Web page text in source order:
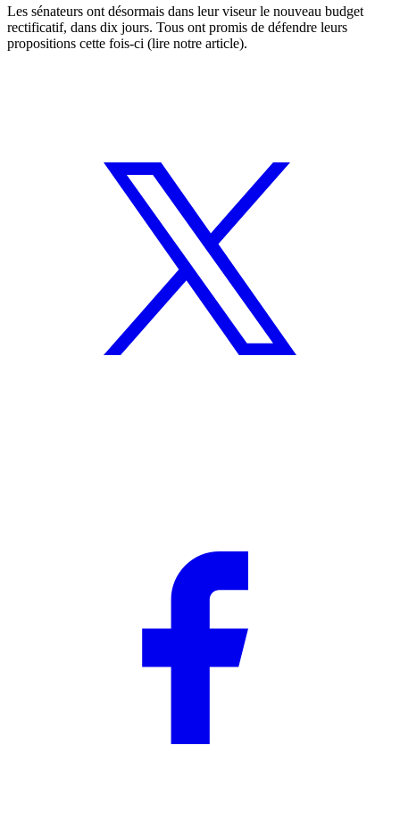
Les sénateurs ont désormais dans leur viseur le nouveau budget
rectificatif, dans dix jours. Tous ont promis de défendre leurs
propositions cette fois-ci (lire notre article).